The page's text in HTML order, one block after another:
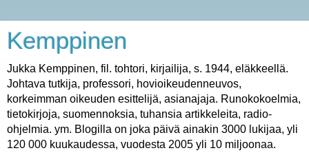
Kemppinen
Jukka Kemppinen, fil. tohtori, kirjailija, s. 1944, eläkkeellä.
Johtava tutkija, professori, hovioikeudenneuvos,
korkeimman oikeuden esittelijä, asianajaja. Runokokoelmia,
tietokirjoja, suomennoksia, tuhansia artikkeleita, radio-
ohjelmia. ym. Blogilla on joka päivä ainakin 3000 lukijaa, yli
120 000 kuukaudessa, vuodesta 2005 yli 10 miljoonaa.